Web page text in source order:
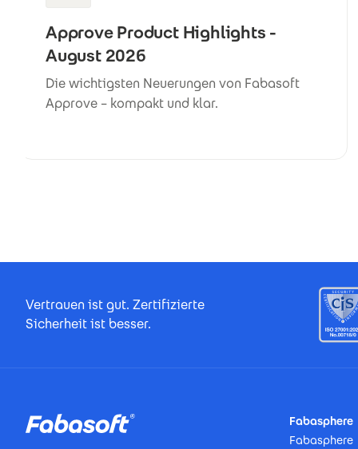
Approve Product Highlights -
August 2026
Die wichtigsten Neuerungen von Fabasoft
Approve – kompakt und klar.
Vertrauen ist gut. Zertifizierte
Sicherheit ist besser.
Fabasphere
Fabasphere